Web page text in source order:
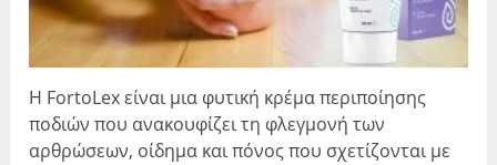
Η FortoLex είναι μια φυτική κρέμα περιποίησης
ποδιών που ανακουφίζει τη φλεγμονή των
αρθρώσεων, οίδημα και πόνος που σχετίζονται με